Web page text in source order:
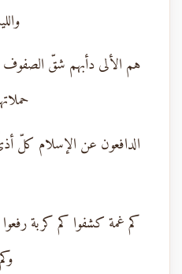
هم الألى دأبهم شقّ
الدافعون عن الإسلام كلّ
كم غمة كشفوا كم كربة رفعوا